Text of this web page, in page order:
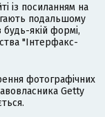
із посиланням на
подальшому
якій формі,
"Інтерфакс-
фотографічних
Getty